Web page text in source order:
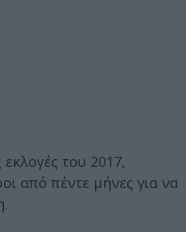
του 2017,
από πέντε μήνες για να